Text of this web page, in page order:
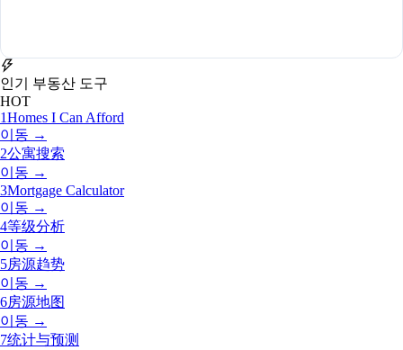
인기 부동산 도구
HOT
1Homes I Can Afford
이동 →
2公寓搜索
이동 →
3Mortgage Calculator
이동 →
4等级分析
이동 →
5房源趋势
이동 →
6房源地图
이동 →
7统计与预测